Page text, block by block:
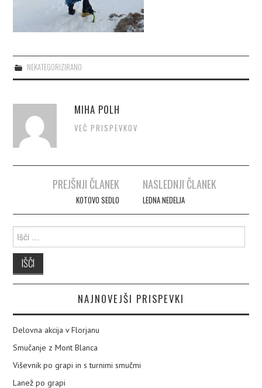
NEKATEGORIZIRANO
MIHA POLH
VEČ PRISPEVKOV
Post navigation
PREJŠNJI ČLANEK
KOTOVO SEDLO
NASLEDNJI ČLANEK
LEDNA NEDELJA
Išči:
NAJNOVEJŠI PRISPEVKI
Delovna akcija v Florjanu
Smučanje z Mont Blanca
Viševnik po grapi in s turnimi smučmi
Lanež po grapi